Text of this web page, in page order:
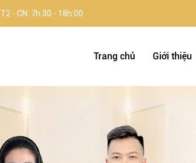
T2 - CN: 7h:30 - 18h:00
Trang chủ Giới thiệu